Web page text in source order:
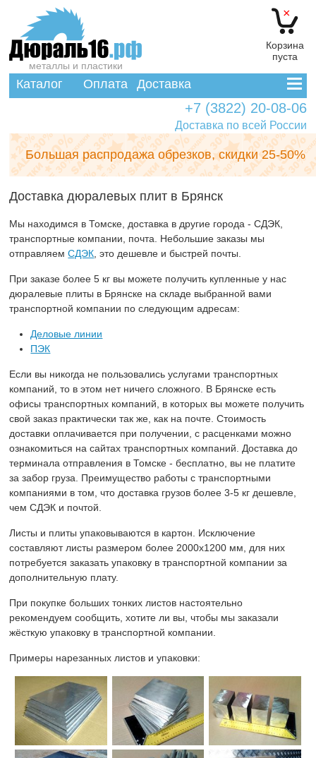
Доставка по всей России
×
Корзина
пуста
+7 (3822) 20-08-06
металлы и пластики
Каталог Оплата Доставка
Большая распродажа обрезков,скидки 25-50%
Доставка дюралевых плит в Брянск
Мы находимся в Томске, доставка в другие города - СДЭК,
транспортные компании, почта. Небольшие заказы мы
отправляемСДЭК , это дешевле и быстрей почты.
При заказе более 5 кг вы можете получить купленные у нас
дюралевые плиты в Брянске на складе выбранной вами
транспортной компании по следующим адресам:
Деловые линии
ПЭК
Если вы никогда не пользовались услугами транспортных
компаний, то в этом нет ничего сложного. В Брянске есть
офисы транспортных компаний, в которых вы можете получить
свой заказ практически так же, как на почте. Стоимость
доставки оплачивается при получении, с расценками можно
ознакомиться на сайтах транспортных компаний. Доставка до
терминала отправления в Томске - бесплатно, вы не платите
за забор груза. Преимущество работы с транспортными
компаниями в том, что доставка грузов более 3-5 кг дешевле,
чем СДЭК и почтой.
Листы и плиты упаковываются в картон. Исключение
составляют листы размером более 2000х1200 мм, для них
потребуется заказать упаковку в транспортной компании за
дополнительную плату.
При покупке больших тонких листов настоятельно
рекомендуем сообщить, хотите ли вы, чтобы мы заказали
жёсткую упаковку в транспортной компании.
Примеры нарезанных листов и упаковки: